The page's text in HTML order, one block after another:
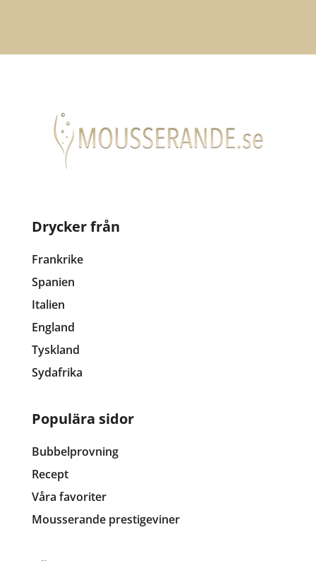
Drycker från
Frankrike
Spanien
Italien
England
Tyskland
Sydafrika
Populära sidor
Bubbelprovning
Recept
Våra favoriter
Mousserande prestigeviner